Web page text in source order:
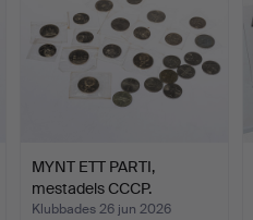
MYNT ETT PARTI,
mestadels CCCP.
Klubbades 26 jun 2026